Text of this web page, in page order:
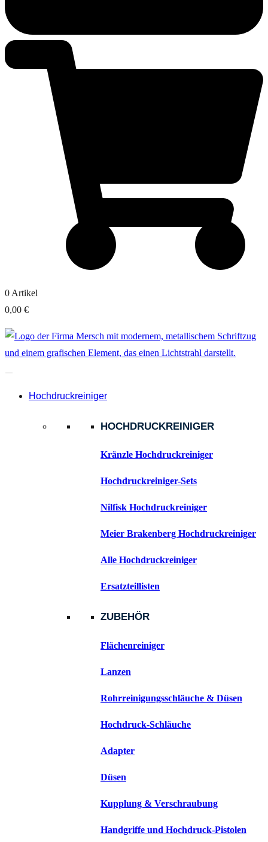
0 Artikel
0,00 €
Hochdruckreiniger
HOCHDRUCKREINIGER
Kränzle Hochdruckreiniger
Hochdruckreiniger-Sets
Nilfisk Hochdruckreiniger
Meier Brakenberg Hochdruckreiniger
Alle Hochdruckreiniger
Ersatzteillisten
ZUBEHÖR
Flächenreiniger
Lanzen
Rohrreinigungsschläuche & Düsen
Hochdruck-Schläuche
Adapter
Düsen
Kupplung & Verschraubung
Handgriffe und Hochdruck-Pistolen